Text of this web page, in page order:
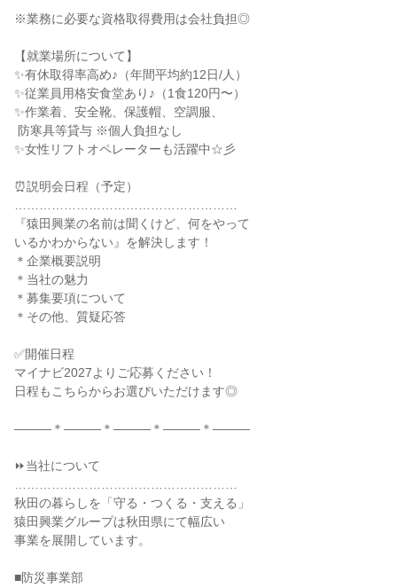
※業務に必要な資格取得費用は会社負担◎
【就業場所について】
✨有休取得率高め♪（年間平均約12日/人）
✨従業員用格安食堂あり♪（1食120円〜）
✨作業着、安全靴、保護帽、空調服、
✨女性リフトオペレーターも活躍中☆彡
⏰説明会日程（予定）
『猿田興業の名前は聞くけど、何をやって
いるかわからない』を解決します！
＊企業概要説明
＊当社の魅力
＊募集要項について
＊その他、質疑応答
✅開催日程
マイナビ2027よりご応募ください！
日程もこちらからお選びいただけます◎
―――＊―――＊―――＊―――＊―――
⏩当社について
秋田の暮らしを「守る・つくる・支える」
猿田興業グループは秋田県にて幅広い
事業を展開しています。
■防災事業部